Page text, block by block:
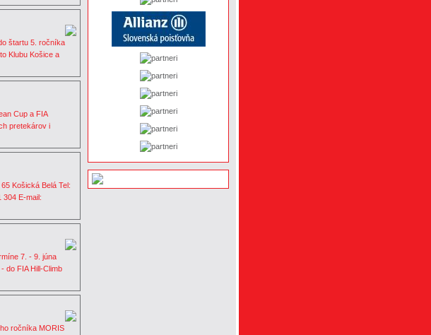
štartu 5. ročníka
Klubu Košice a
Cup a FIA
pretekárov i
Košická Belá Tel:
304 E-mail:
7. - 9. júna
do FIA Hill-Climb
ročníka MORIS